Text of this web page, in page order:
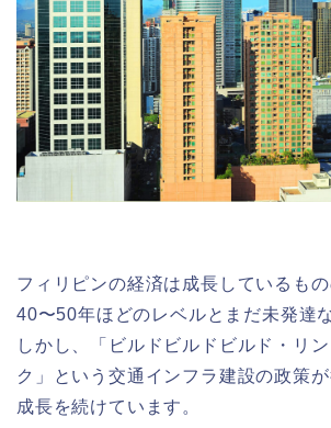
フィリピンの経済は成長しているも
40〜50年ほどのレベルとまだ未発達
しかし、「ビルドビルドビルド・リ
ク」という交通インフラ建設の政策
成長を続けています。